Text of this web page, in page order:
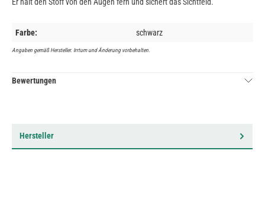
Farbe: schwarz
Angaben gemäß Hersteller. Irrtum und Änderung vorbehalten.
Bewertungen
Hersteller